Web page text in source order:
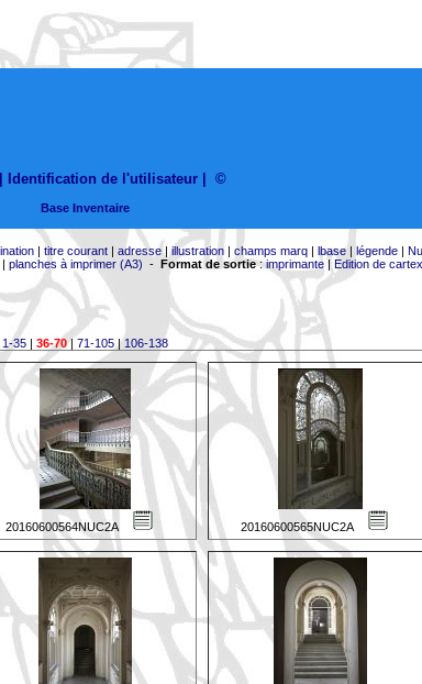
Identification de l'utilisateur ©
Base Inventaire
| titre courant| adresse|illustration| champs marq| lbase| légende|
| planches à imprimer (A3) - Format de sortie:imprimante| Edition de cartex
1-35| 36-70| 71-105|106-138
20160600564NUC2A 20160600565NUC2A